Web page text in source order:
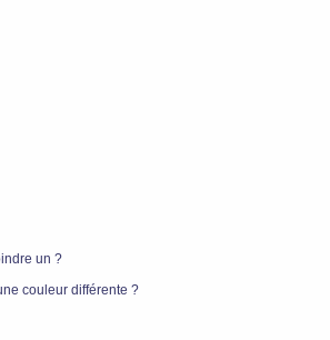
un ?
couleur différente ?